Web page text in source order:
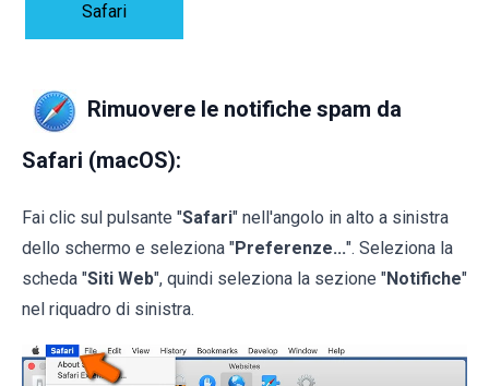
Safari
Rimuovere le notifiche spam da
Safari (macOS):
Fai clic sul pulsante "Safari" nell'angolo in alto a sinistra
dello schermo e seleziona "Preferenze...". Seleziona la
scheda "Siti Web", quindi seleziona la sezione "Notifiche"
nel riquadro di sinistra.